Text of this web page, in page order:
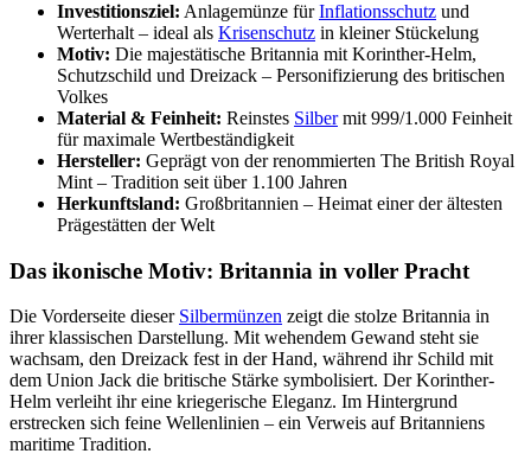
Investitionsziel: Anlagemünze fürInflationsschutz und
Werterhalt – ideal als Krisenschutz in kleiner Stückelung
Motiv: Die majestätische Britannia mit Korinther-Helm,
Schutzschild und Dreizack – Personifizierung des britischen
Volkes
Material & Feinheit: Reinstes Silbermit 999/1.000 Feinheit
für maximale Wertbeständigkeit
Hersteller: Geprägt von der renommierten The British Royal
Mint – Tradition seit über 1.100 Jahren
Herkunftsland: Großbritannien – Heimat einer der ältesten
Prägestätten der Welt
Das ikonische Motiv: Britannia in voller Pracht
Die Vorderseite dieser Silbermünzen zeigt die stolze Britannia in
ihrer klassischen Darstellung. Mit wehendem Gewand steht sie
wachsam, den Dreizack fest in der Hand, während ihr Schild mit
dem Union Jack die britische Stärke symbolisiert. Der Korinther-
Helm verleiht ihr eine kriegerische Eleganz. Im Hintergrund
erstrecken sich feine Wellenlinien – ein Verweis auf Britanniens
maritime Tradition.